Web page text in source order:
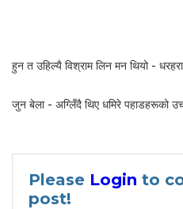
हुन त उहिल्यै विश्राम लिन मन थियो -
जुन बेला - अग्लिँदै थिए धमिरे पहाडहरूको
Please Login to
post!